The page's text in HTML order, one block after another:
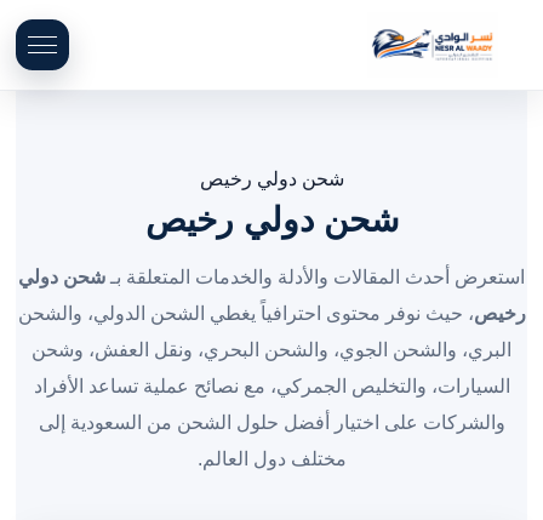
شحن دولي رخيص
شحن دولي رخيص
استعرض أحدث المقالات والأدلة والخدمات المتعلقة بـ شحن دولي
رخيص، حيث نوفر محتوى احترافياً يغطي الشحن الدولي، والشحن
البري، والشحن الجوي، والشحن البحري، ونقل العفش، وشحن
السيارات، والتخليص الجمركي، مع نصائح عملية تساعد الأفراد
والشركات على اختيار أفضل حلول الشحن من السعودية إلى
مختلف دول العالم.